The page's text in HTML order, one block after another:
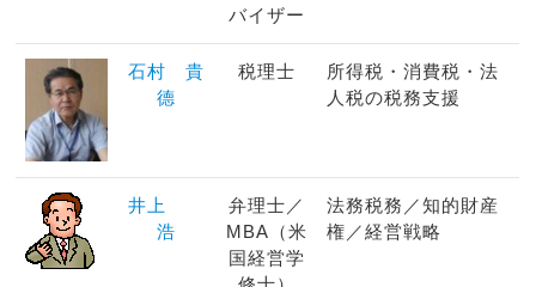
バイザー
石村 貴
德
税理士
所得税・消費税・法
人税の税務支援
井上
浩
弁理士／
MBA（米
国経営学
法務税務／知的財産
権／経営戦略